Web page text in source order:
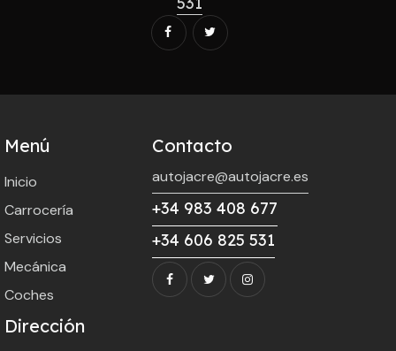
Menú
Inicio
Carrocería
Servicios
Mecánica
Coches
Contacto
autojacre@autojacre.es
+34 983 408 677
+34 606 825 531
Dirección